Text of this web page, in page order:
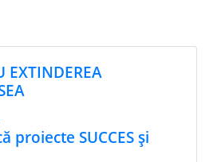
EXTINDEREA
proiecte SUCCES și